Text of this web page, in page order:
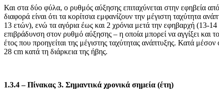
Και στα δύο φύλα, ο ρυθμός αύξησης επιταχύνεται στην εφηβεία
διαφορά είναι ότι τα κορίτσια εμφανίζουν την μέγιστη ταχύτητα
13 ετών), ενώ τα αγόρια έως και 2 χρόνια μετά την εφηβαρχή (13-14
επιβράδυνση στον ρυθμό αύξησης – η οποία μπορεί να αγγίξει και
έτος που προηγείται της μέγιστης ταχύτητας ανάπτυξης. Κατά
28 cm κατά τη διάρκεια της ήβης.
1.3.4 – Πίνακας 3. Σημαντικά χρονικά σημεία (έτη)